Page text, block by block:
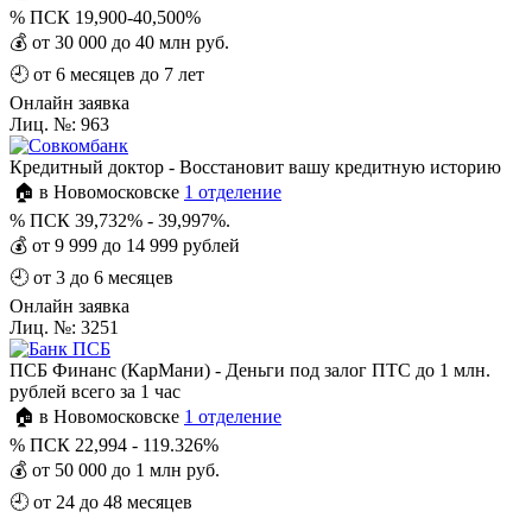
% ПСК 19,900-40,500%
💰 от 30 000 до 40 млн руб.
🕘 от 6 месяцев до 7 лет
Онлайн заявка
Лиц. №: 963
Кредитный доктор - Восстановит вашу кредитную историю
🏠 в Новомосковске 1 отделение
% ПСК 39,732% - 39,997%.
💰 от 9 999 до 14 999 рублей
🕘 от 3 до 6 месяцев
Онлайн заявка
Лиц. №: 3251
ПСБ Финанс (КарМани) - Деньги под залог ПТС до 1 млн.
рублей всего за 1 час
🏠 в Новомосковске 1 отделение
% ПСК 22,994 - 119.326%
💰 от 50 000 до 1 млн руб.
🕘 от 24 до 48 месяцев